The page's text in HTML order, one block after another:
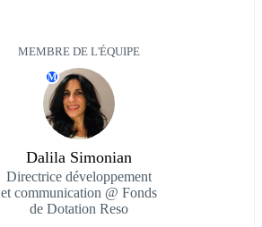
MEMBRE DE L'ÉQUIPE
M
Dalila Simonian
Directrice développement
et communication @ Fonds
de Dotation Reso